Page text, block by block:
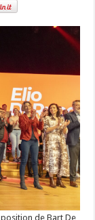
position de Bart De